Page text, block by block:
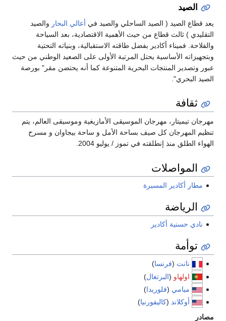
الصيد
يعد قطاع الصيد ( الصيد الساحلي والصيد في أعالي البحار والصيد
التقليدي ) ثالث قطاع من حيث الأهمية الاقتصادية، بعد السياحة
والفلاحة. فميناء أكادير بفضل طاقته الاستقبالية، وبنياته التحتية
وبتجهيزاته الأساسية يحتل المرتبة الأولى على الصعيد الوطني من حيث
عبور وتصدير المنتجات البحرية المتنوعة كما أنه يحتضن مقر" بورصة
الصيد البحري".
ثقافة
مهرجان تيميتار، مهرجان الموسيقى الأمازيغية وموسيقى العالم، يتم
تنظيم المهرجان كل صيف بساحة الأمل و ساحة بيجاوان و مسرح
الهواء الطلق منذ إنطلقته في تموز / يوليو 2004.
المواصلات
مطار أكادير المسيرة
الرياضة
نادي حسنية أكادير
توأمة
نانت (فرنسا)
اولهاو (البرتغال)
ميامي (فلوريدا)
أوكلاند (كاليفورنيا)
مصادر